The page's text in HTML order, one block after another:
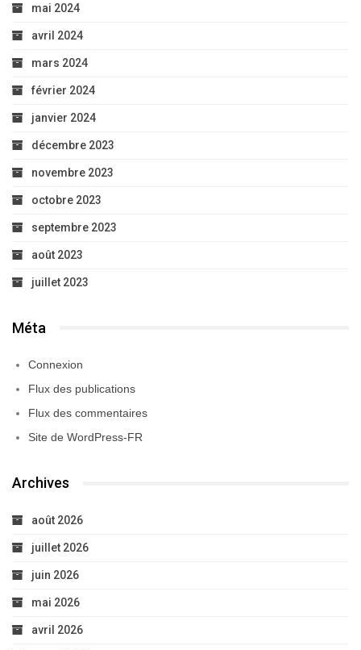
mai 2024
avril 2024
mars 2024
février 2024
janvier 2024
décembre 2023
novembre 2023
octobre 2023
septembre 2023
août 2023
juillet 2023
Méta
Connexion
Flux des publications
Flux des commentaires
Site de WordPress-FR
Archives
août 2026
juillet 2026
juin 2026
mai 2026
avril 2026